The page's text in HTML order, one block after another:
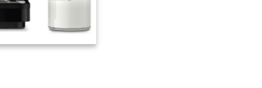
6560 MilkPerfection Czarny